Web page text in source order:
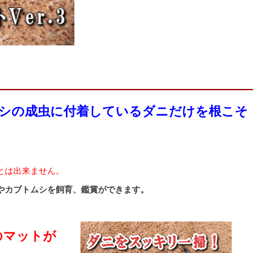
の成虫に付着しているダニだけを根こそ
出来ません。
ブトムシを飼育、鑑賞ができます。
マットが